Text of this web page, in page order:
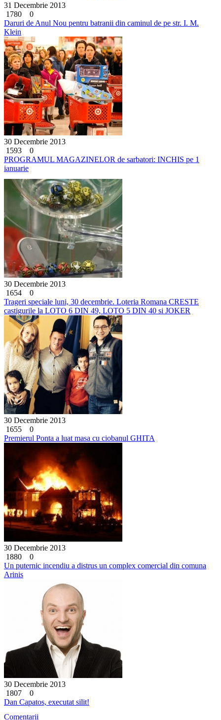
31 Decembrie 2013
1780
0
Daruri de Anul Nou pentru batranii din caminul de pe str. I. M.
Klein
30 Decembrie 2013
1593
0
PROGRAMUL MAGAZINELOR de sarbatori: INCHIS pe 1
ianuarie
30 Decembrie 2013
1654
0
Trageri speciale luni, 30 decembrie. Loteria Romana CRESTE
castigurile la LOTO 6 DIN 49, LOTO 5 DIN 40 si JOKER
30 Decembrie 2013
1655
0
Premierul Ponta a luat masa cu ciobanul GHITA
30 Decembrie 2013
1880
0
Un puternic incendiu a distrus un complex comercial din comuna
Arinis
30 Decembrie 2013
1807
0
Dan Capatos, executat silit!
Comentarii